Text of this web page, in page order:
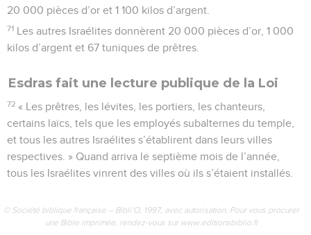
20 000 pièces d’or et 1 100 kilos d’argent.
71 Les autres Israélites donnèrent 20 000 pièces d’or, 1 000
kilos d’argent et 67 tuniques de prêtres.
Esdras fait une lecture publique de la Loi
72 « Les prêtres, les lévites, les portiers, les chanteurs,
certains laïcs, tels que les employés subalternes du temple,
et tous les autres Israélites s’établirent dans leurs villes
respectives. » Quand arriva le septième mois de l’année,
tous les Israélites vinrent des villes où ils s’étaient installés.
© Société biblique française – Bibli’O, 1997, avec autorisation. Pour vous procurer
une Bible imprimée, rendez-vous sur www.editionsbiblio.fr